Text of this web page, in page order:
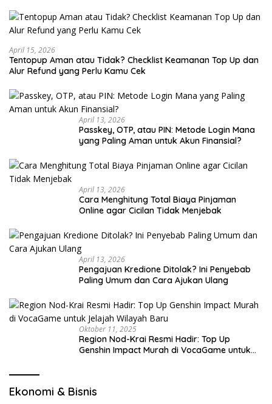
April 15, 2026
Tentopup Aman atau Tidak? Checklist Keamanan Top Up dan
Alur Refund yang Perlu Kamu Cek
April 13, 2026
Passkey, OTP, atau PIN: Metode Login Mana
yang Paling Aman untuk Akun Finansial?
April 13, 2026
Cara Menghitung Total Biaya Pinjaman
Online agar Cicilan Tidak Menjebak
April 13, 2026
Pengajuan Kredione Ditolak? Ini Penyebab
Paling Umum dan Cara Ajukan Ulang
Oktober 11, 2025
Region Nod-Krai Resmi Hadir: Top Up
Genshin Impact Murah di VocaGame untuk
Ekonomi & Bisnis